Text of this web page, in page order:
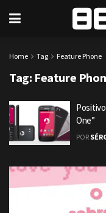
Home Tag Feature Phone
Tag: Feature
One”
POR